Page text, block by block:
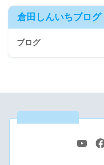
倉田しんいちブログ
ブログ